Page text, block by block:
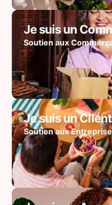
Je suis un
Soutien aux
Je suis un
Soutien aux